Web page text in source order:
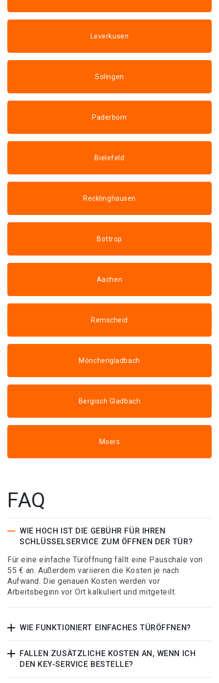
Leverkusen
Solingen
Paderborn
Bielefeld
Recklinghausen
Bottrop
Aachen
Remscheid
Mönchengladbach
Bergisch Gladbach
Moers
FAQ
WIE HOCH IST DIE GEBÜHR FÜR IHREN
SCHLÜSSELSERVICE ZUM ÖFFNEN DER TÜR?
Für eine einfache Türöffnung fällt eine Pauschale von
55 € an. Außerdem variieren die Kosten je nach
Aufwand. Die genauen Kosten werden vor
Arbeitsbeginn vor Ort kalkuliert und mitgeteilt.
WIE FUNKTIONIERT EINFACHES TÜRÖFFNEN?
FALLEN ZUSÄTZLICHE KOSTEN AN, WENN ICH
DEN KEY-SERVICE BESTELLE?